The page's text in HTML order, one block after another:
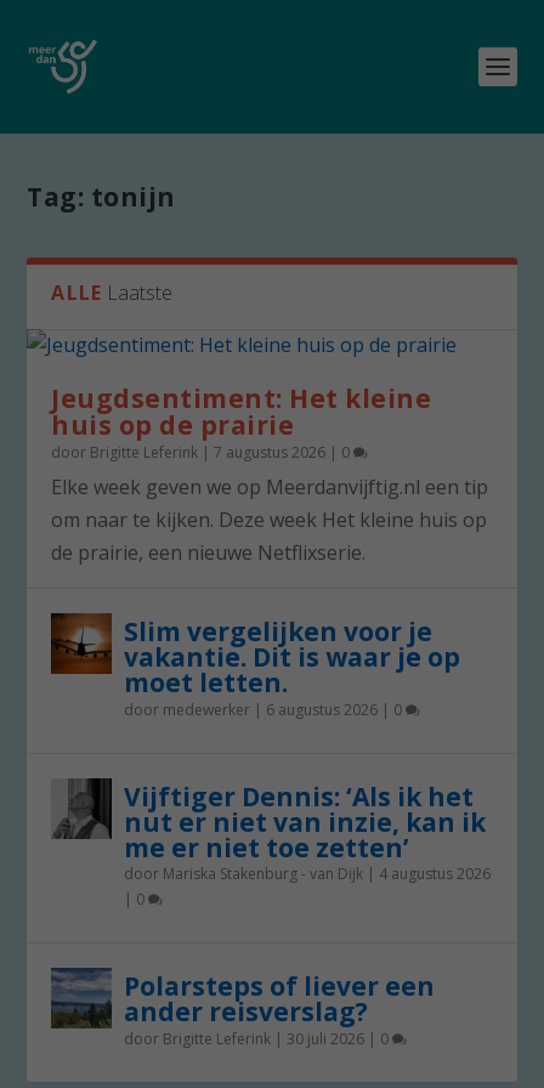
Tag: tonijn
ALLE Laatste
Jeugdsentiment: Het kleine
huis op de prairie
door Brigitte Leferink |7 augustus 2026 | 0
Elke week geven we op Meerdanvijftig.nl een tip
om naar te kijken. Deze week Het kleine huis op
de prairie, een nieuwe Netflixserie.
Slim vergelijken voor je
vakantie. Dit is waar je op
moet letten.
door medewerker | 6 augustus 2026 | 0
Vijftiger Dennis: ‘Als ik het
nut er niet van inzie, kan ik
me er niet toe zetten’
door Mariska Stakenburg - van Dijk | 4 augustus 2026
| 0
Polarsteps of liever een
ander reisverslag?
door Brigitte Leferink | 30 juli 2026 | 0